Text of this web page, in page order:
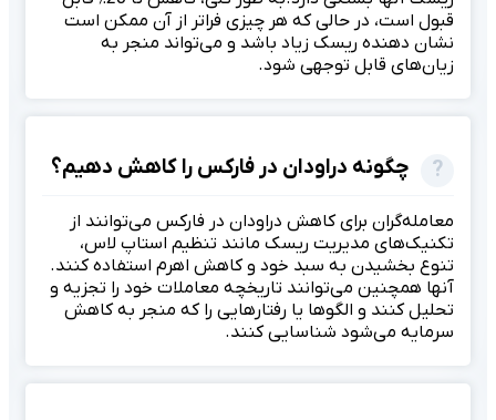
قبول است، در حالی که هر چیزی فراتر از آن ممکن است
نشان دهنده ریسک زیاد باشد و می‌تواند منجر به
زیان‌های قابل توجهی شود.
چگونه دراودان در فارکس را کاهش دهیم؟
معامله‌گران برای کاهش دراودان در فارکس می‌توانند از
تکنیک‌های مدیریت ریسک مانند تنظیم استاپ لاس،
تنوع بخشیدن به سبد خود و کاهش اهرم استفاده کنند.
آنها همچنین می‌توانند تاریخچه معاملات خود را تجزیه و
تحلیل کنند و الگوها یا رفتارهایی را که منجر به کاهش
سرمایه می‌شود شناسایی کنند.